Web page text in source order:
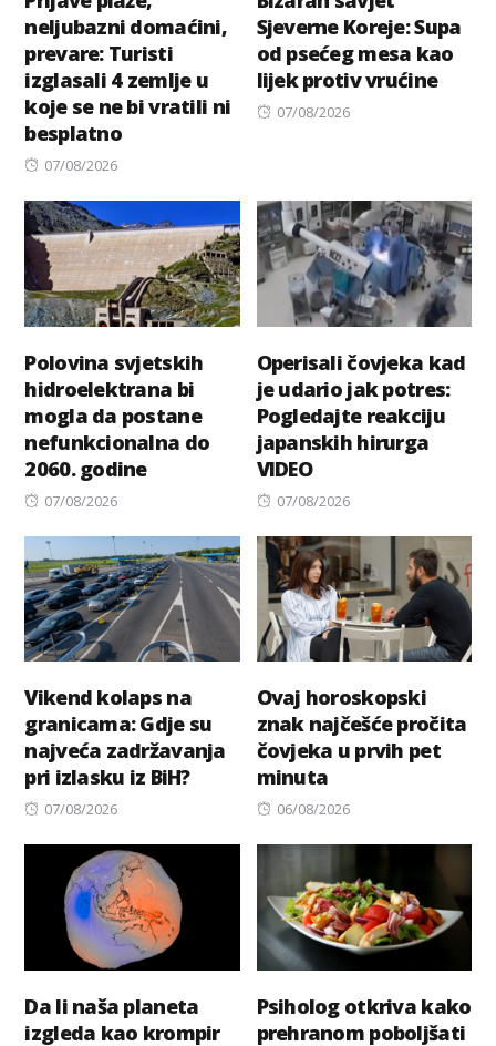
neljubazni domaćini,
prevare: Turisti
izglasali 4 zemlje u
koje se ne bi vratili ni
besplatno
Posted
07/08/2026
Sjeverne Koreje: Supa
od psećeg mesa kao
lijek protiv vrućine
Posted
07/08/2026
Polovina svjetskih
hidroelektrana bi
mogla da postane
nefunkcionalna do
2060. godine
Posted
07/08/2026
Operisali čovjeka kad
je udario jak potres:
Pogledajte reakciju
japanskih hirurga
VIDEO
Posted
07/08/2026
Vikend kolaps na
granicama: Gdje su
najveća zadržavanja
pri izlasku iz BiH?
Posted
07/08/2026
Ovaj horoskopski
znak najčešće pročita
čovjeka u prvih pet
minuta
Posted
06/08/2026
Da li naša planeta
izgleda kao krompir
Psiholog otkriva kako
prehranom poboljšati